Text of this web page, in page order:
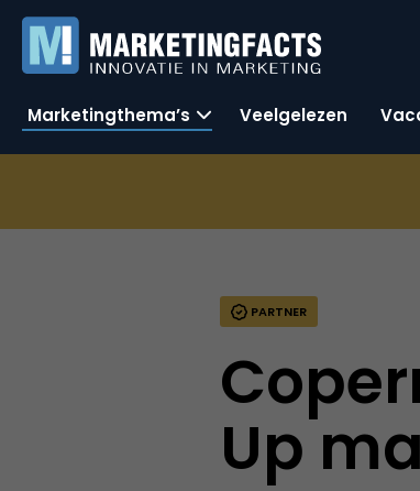
Marketingthema’s Veelgelezen
PARTNER
Up